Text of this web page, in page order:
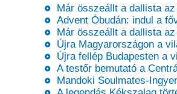
Már összeállt a dallista az
Advent Óbudán: indul a
Már összeállt a dallista az
Újra Magyarországon a
Újra fellép Budapesten a
A testőr bemutató a
Mandoki Soulmates-